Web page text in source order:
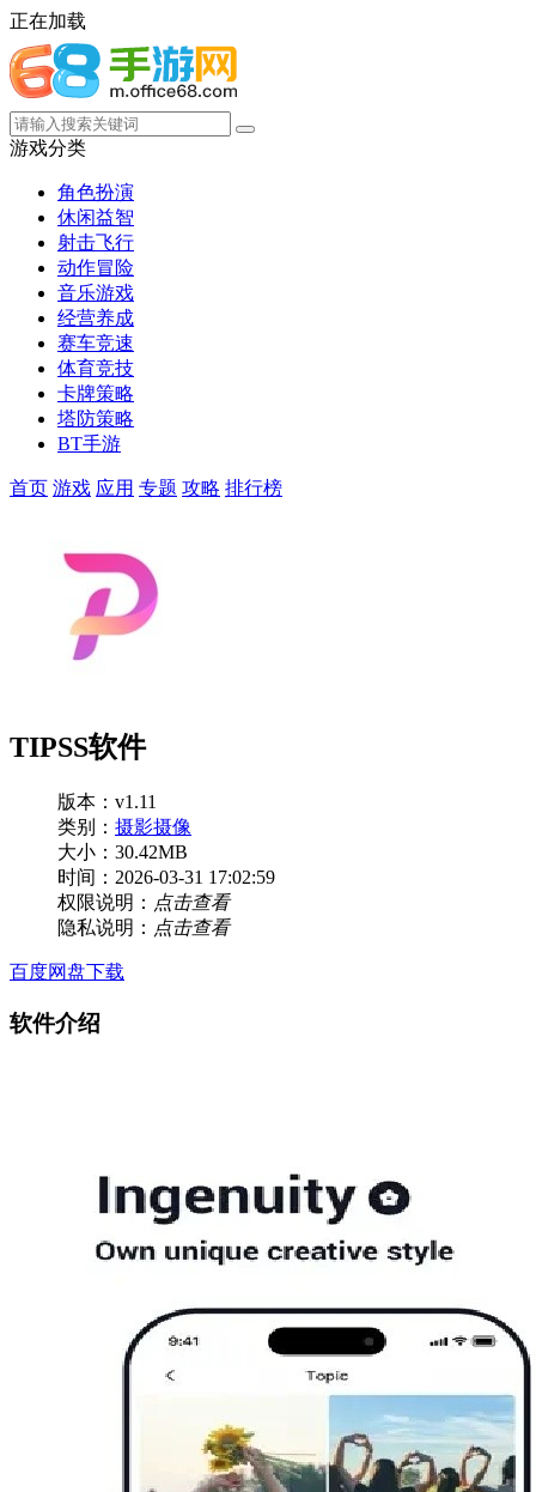
正在加载
游戏分类
角色扮演
休闲益智
射击飞行
动作冒险
音乐游戏
经营养成
赛车竞速
体育竞技
卡牌策略
塔防策略
BT手游
首页 游戏 应用 专题 攻略 排行榜
TIPSS软件
版本：v1.11
类别： 摄影摄像
大小：30.42MB
时间：2026-03-31 17:02:59
权限说明： 点击查看
隐私说明： 点击查看
百度网盘下载
软件介绍